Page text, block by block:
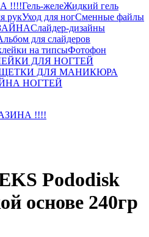
!!!!Гель-желеЖидкий гель
рукУход для ногСменные файлы
Слайдер-дизайны
для слайдеров
на типсыФотофон
ДЛЯ НОГТЕЙ
ДЛЯ МАНИКЮРА
НОГТЕЙ
!!!!
Pododisk
основе 240гр